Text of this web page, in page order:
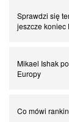
Sprawdzi się
jeszcze koniec
Mikael Ishak
Europy
Co mówi